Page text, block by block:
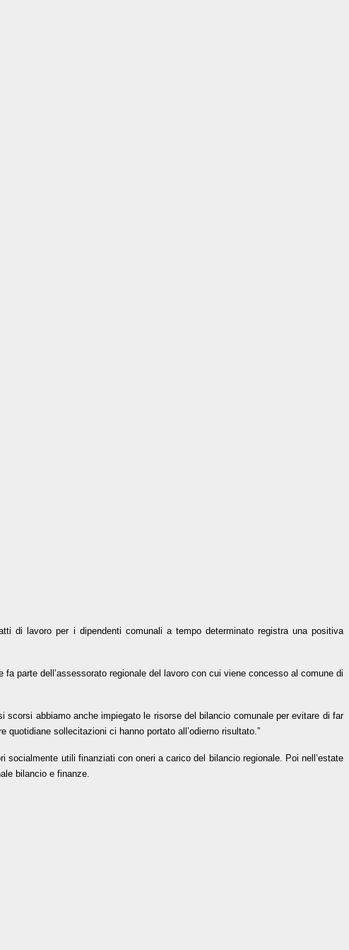
di lavoro per i dipendenti comunali a tempo determinato registra una positiva
parte dell’assessorato regionale del lavoro con cui viene concesso al comune di
abbiamo anche impiegato le risorse del bilancio comunale per evitare di far
sollecitazioni ci hanno portato all’odierno risultato.”
utili finanziati con oneri a carico del bilancio regionale. Poi nell’estate
bilancio e finanze.